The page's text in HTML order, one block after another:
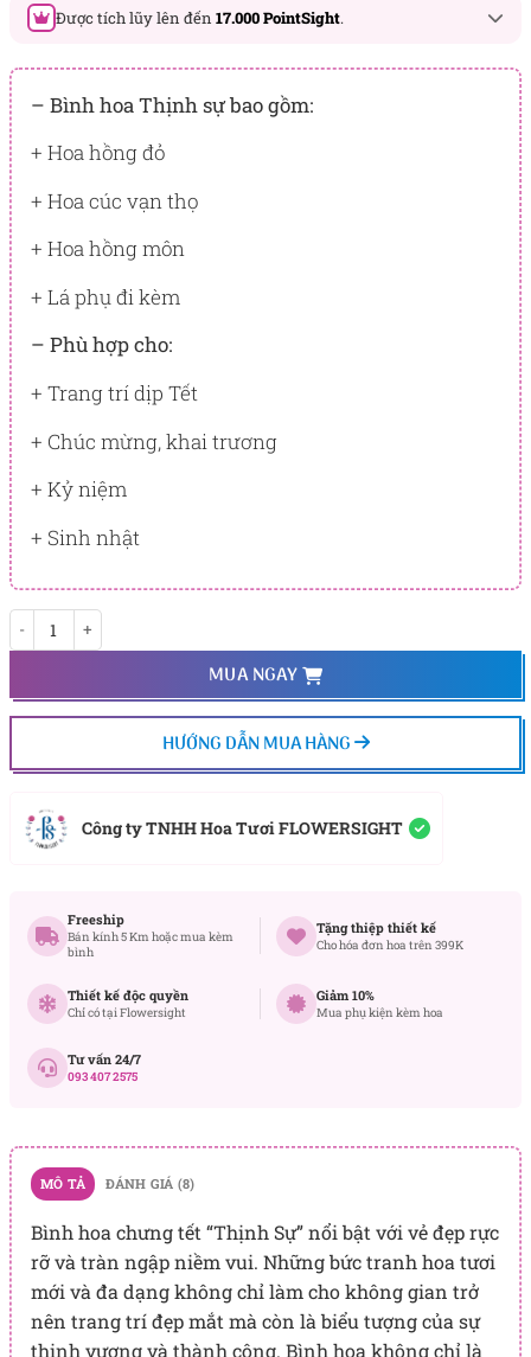
Được tích lũy lên đến 17.000 PointSight.
Đây là số PointSight ước tính bạn sẽ được tích lũy khi mua
sản phẩm hôm nay, tương ứng với quyền lợi hạng
PointSight có giá trị dùng để trừ trực tiếp vào đơn hàng hoặc
đổi quà tặng ưu đãi tại Flowersight.
Đăng nhập
chính xác nhất dành cho bạn.
– Bình hoa Thịnh sự bao gồm:
+ Hoa hồng đỏ
+ Hoa cúc vạn thọ
+ Hoa hồng môn
+ Lá phụ đi kèm
– Phù hợp cho:
+ Trang trí dịp Tết
+ Chúc mừng, khai trương
+ Kỷ niệm
+ Sinh nhật
MUA NGAY
HƯỚNG DẪN MUA HÀNG
Công ty TNHH Hoa Tươi FLOWERSIGHT
Freeship
Bán kính 5 Km hoặc mua kèm
bình
Tặng thiệp thiết kế
Cho hóa đơn hoa trên 399K
Thiết kế độc quyền
Chỉ có tại Flowersight
Giảm 10%
Mua phụ kiện kèm hoa
Tư vấn 24/7
093 407 2575
MÔ TẢ ĐÁNH GIÁ (8)
Bình hoa chưng tết “Thịnh Sự” nổi bật với vẻ đẹp rực
rỡ và tràn ngập niềm vui. Những bức tranh hoa tươi
mới và đa dạng không chỉ làm cho không gian trở
nên trang trí đẹp mắt mà còn là biểu tượng của sự
thịnh vượng và thành công. Bình hoa không chỉ là